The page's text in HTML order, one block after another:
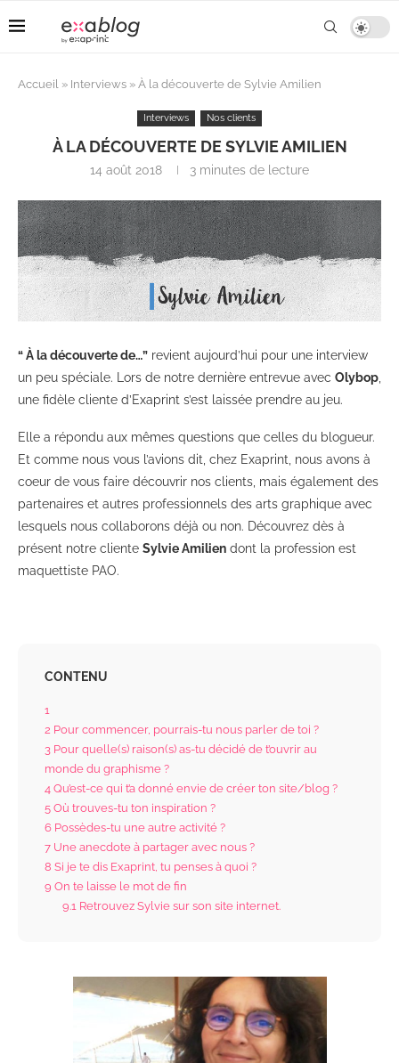
Accueil » Interviews » À la découverte de Sylvie Amilien
Interviews Nos clients
À LA DÉCOUVERTE DE SYLVIE AMILIEN
14 août 2018 3 minutes de lecture
“ À la découverte de…” revient aujourd’hui pour une interview
un peu spéciale. Lors de notre dernière entrevue avec Olybop
une fidèle cliente d’Exaprint s’est laissée prendre au jeu.
Elle a répondu aux mêmes questions que celles du blogueur.
Et comme nous vous l’avions dit, chez Exaprint, nous avons à
coeur de vous faire découvrir nos clients, mais également des
partenaires et autres professionnels des arts graphique avec
lesquels nous collaborons déjà ou non. Découvrez dès à
présent notre cliente Sylvie Amilien dont la profession est
maquettiste PAO.
CONTENU
1
2 Pour commencer, pourrais-tu nous parler de toi ?
3 Pour quelle(s) raison(s) as-tu décidé de t’ouvrir au
monde du graphisme ?
4 Qu’est-ce qui t’a donné envie de créer ton site/blog ?
5Où trouves-tu ton inspiration ?
6 Possèdes-tu une autre activité ?
7 Une anecdote à partager avec nous ?
8 Si je te dis Exaprint, tu penses à quoi ?
9 On te laisse le mot de fin
9.1 Retrouvez Sylvie sur son site internet.